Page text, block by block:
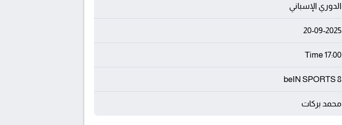
الدوري الإسباني
20-09-2025
17:00 Time
beIN SPORTS 8
محمد بركات